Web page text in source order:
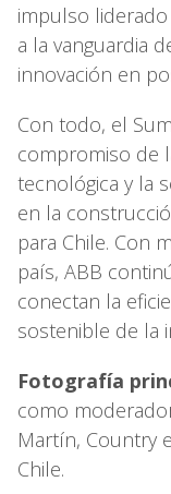
impulso
a la vanguardia
innovación en
Con todo, el
compromiso de
tecnológica y la
en la
para Chile. Con
país, ABB
conectan la
sostenible de la
Fotografía
como
Martín, Country
Chile.